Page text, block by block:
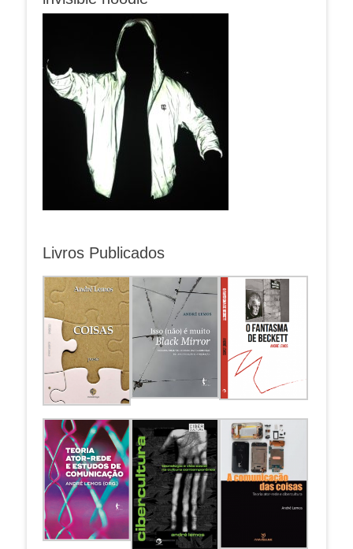
Livros Publicados